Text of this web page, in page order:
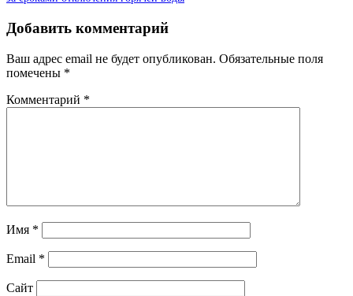
Добавить комментарий
Ваш адрес email не будет опубликован. Обязательные поля
помечены *
Комментарий *
Имя *
Email *
Сайт